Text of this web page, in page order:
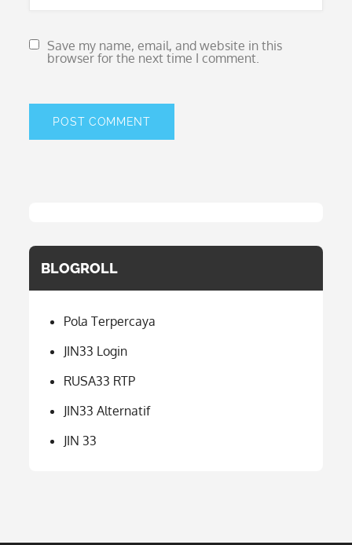
Save my name, email, and website in this
browser for the next time I comment.
BLOGROLL
Pola Terpercaya
JIN33 Login
RUSA33 RTP
JIN33 Alternatif
JIN 33